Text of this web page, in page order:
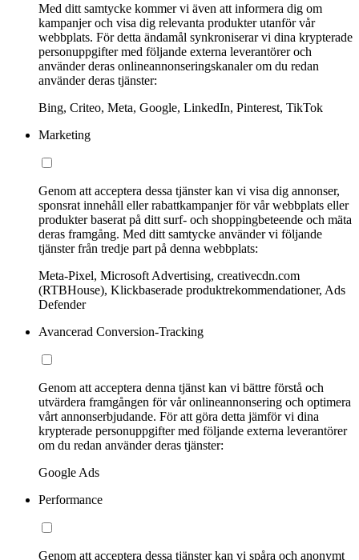
Med ditt samtycke kommer vi även att informera dig om
kampanjer och visa dig relevanta produkter utanför vår
webbplats. För detta ändamål synkroniserar vi dina krypterade
personuppgifter med följande externa leverantörer och
använder deras onlineannonseringskanaler om du redan
använder deras tjänster:
Bing, Criteo, Meta, Google, LinkedIn, Pinterest, TikTok
Marketing
Genom att acceptera dessa tjänster kan vi visa dig annonser,
sponsrat innehåll eller rabattkampanjer för vår webbplats eller
produkter baserat på ditt surf- och shoppingbeteende och mäta
deras framgång. Med ditt samtycke använder vi följande
tjänster från tredje part på denna webbplats:
Meta-Pixel, Microsoft Advertising, creativecdn.com
(RTBHouse), Klickbaserade produktrekommendationer, Ads
Defender
Avancerad Conversion-Tracking
Genom att acceptera denna tjänst kan vi bättre förstå och
utvärdera framgången för vår onlineannonsering och optimera
vårt annonserbjudande. För att göra detta jämför vi dina
krypterade personuppgifter med följande externa leverantörer
om du redan använder deras tjänster:
Google Ads
Performance
Genom att acceptera dessa tjänster kan vi spåra och anonymt